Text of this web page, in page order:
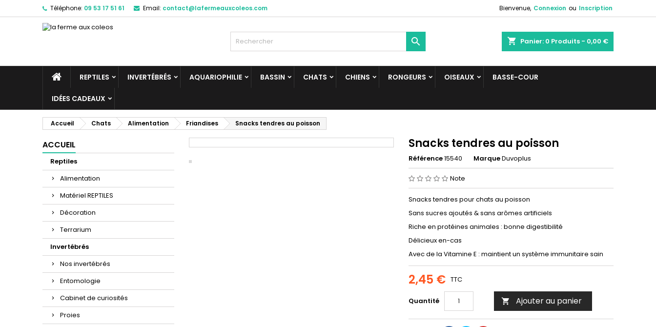
Téléphone: 09 53 17 51 61 Email: contact@lafermeauxcoleos.com Bienvenue, Connexion ou Inscription
shopping_cart Panier: 0 Produits - 0,00 €

REPTILES INVERTÉBRÉS AQUARIOPHILIE BASSIN CHATS CHIENS RONGEURS OISEAUX BASSE-COUR
IDÉES CADEAUX
Accueil Chats Alimentation Friandises Snacks tendres au poisson
ACCUEIL
Reptiles
Alimentation
Matériel REPTILES
Décoration
Terrarium
Invertébrés
Nos invertébrés
Entomologie
Cabinet de curiosités
Proies
Snacks tendres au poisson
Référence15540 MarqueDuvoplus
Note
Snacks tendres pour chats au poisson
Sans sucres ajoutés & sans arômes artificiels
Riche en protéines animales : bonne digestibilité
Délicieux en-cas
Avec de la Vitamine E : maintient un système immunitaire sain
2,45 € TTC
Quantité  Ajouter au panier